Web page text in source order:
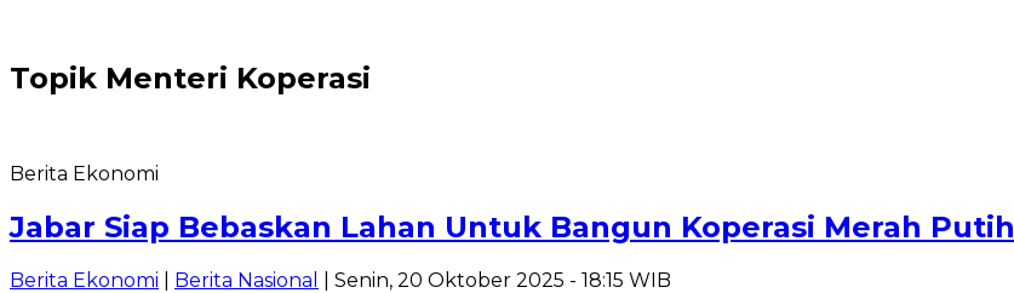
Topik Menteri Koperasi
Berita Ekonomi
Jabar Siap Bebaskan Lahan Untuk Bangun Koperasi Merah Putih
Berita Ekonomi Berita Nasional
| Senin, 20 Oktober 2025 - 18:15 WIB